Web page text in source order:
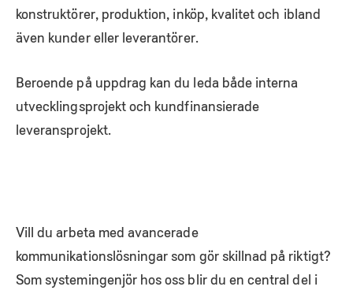
konstruktörer, produktion, inköp, kvalitet och ibland
även kunder eller leverantörer.
Beroende på uppdrag kan du leda både interna
utvecklingsprojekt och kundfinansierade
leveransprojekt.
Vill du arbeta med avancerade
kommunikationslösningar som gör skillnad på riktigt?
Som systemingenjör hos oss blir du en central del i